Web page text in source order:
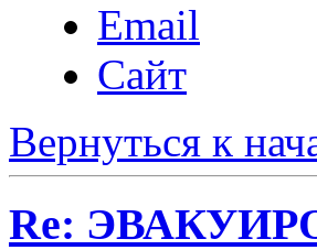
Email
Сайт
Вернуться к
Re: